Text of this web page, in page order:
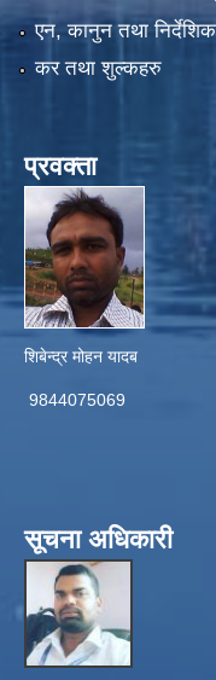
एन, कानुन तथा
कर तथा शुल्कहरु
प्रवक्ता
शिबेन्द्र मोहन यादब
9844075069
सूचना अधिकारी